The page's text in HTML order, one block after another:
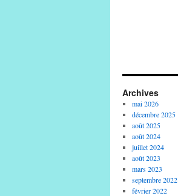
Archives
mai 2026
décembre 2025
août 2025
août 2024
juillet 2024
août 2023
mars 2023
septembre 2022
février 2022